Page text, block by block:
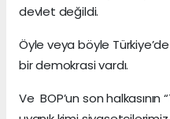
devlet değildi.
Öyle veya böyle
bir demokrasi vardı.
Ve BOP’un son